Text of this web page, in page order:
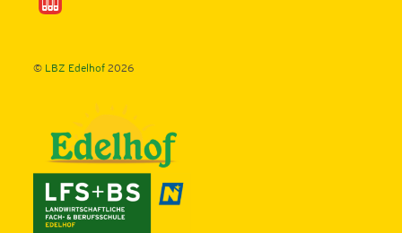
© LBZ Edelhof2026